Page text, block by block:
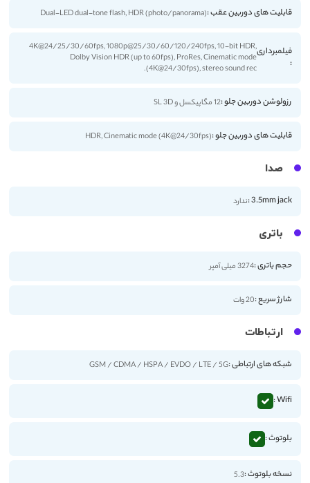
قابلیت های دوربین عقب :Dual-LED dual-tone flash, HDR (photo/panorama)
فیلمبرداری
:
4K@24/25/30/60fps, 1080p@25/30/60/120/240fps, 10-bit HDR,
Dolby Vision HDR (up to 60fps), ProRes, Cinematic mode
(4K@24/30fps), stereo sound rec.
رزولوشن دوربین جلو :12 مگاپیکسل و SL 3D
قابلیت های دوربین جلو :HDR, Cinematic mode (4K@24/30fps)
صدا
3.5mm jack : ندارد
باتری
حجم باتری :3274 میلی آمپر
شارژ سریع :20 وات
ارتباطات
شبکه های ارتباطی :GSM / CDMA / HSPA / EVDO / LTE / 5G
Wifi :
بلوتوث :
نسخه بلوتوث :5.3